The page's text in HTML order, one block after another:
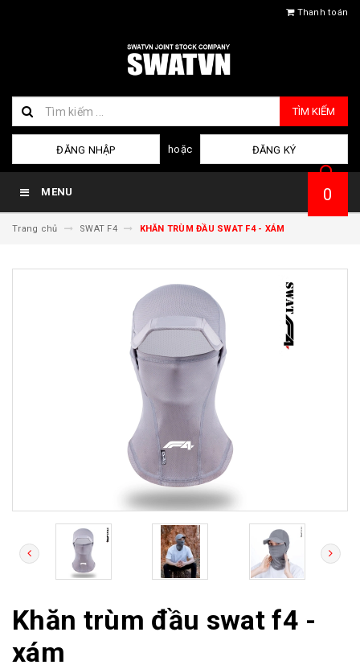
Thanh toán
TÌM KIẾM
ĐĂNG NHẬP hoặc ĐĂNG KÝ
MENU 0
Trang chủ SWAT F4 KHĂN TRÙM ĐẦU SWAT F4 - XÁM
Khăn trùm đầu swat f4 -
xám